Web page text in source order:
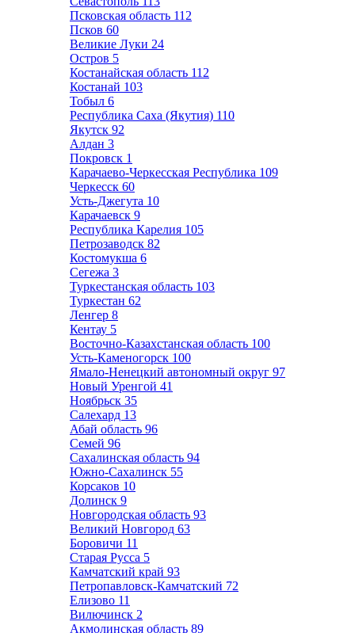
Псковская область 112
Псков 60
Великие Луки 24
Остров 5
Костанайская область 112
Костанай 103
Тобыл 6
Республика Саха (Якутия) 110
Якутск 92
Алдан 3
Покровск 1
Карачаево-Черкесская Республика 109
Черкесск 60
Усть-Джегута 10
Карачаевск 9
Республика Карелия 105
Петрозаводск 82
Костомукша 6
Сегежа 3
Туркестанская область 103
Туркестан 62
Ленгер 8
Кентау 5
Восточно-Казахстанская область 100
Усть-Каменогорск 100
Ямало-Ненецкий автономный округ 97
Новый Уренгой 41
Ноябрьск 35
Салехард 13
Абай область 96
Семей 96
Сахалинская область 94
Южно-Сахалинск 55
Корсаков 10
Долинск 9
Новгородская область 93
Великий Новгород 63
Боровичи 11
Старая Русса 5
Камчатский край 93
Петропавловск-Камчатский 72
Елизово 11
Вилючинск 2
Акмолинская область 89